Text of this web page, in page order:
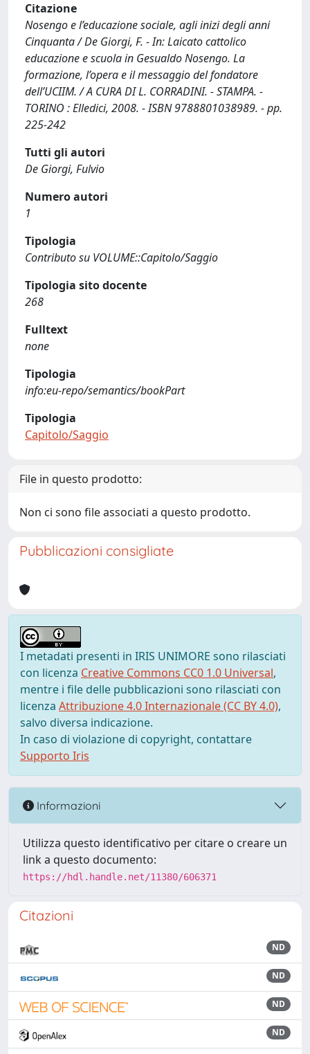
Citazione
Nosengo e l’educazione sociale, agli inizi degli anni
Cinquanta / De Giorgi, F. - In: Laicato cattolico
educazione e scuola in Gesualdo Nosengo. La
formazione, l’opera e il messaggio del fondatore
dell’UCIIM. / A CURA DI L. CORRADINI. - STAMPA. -
TORINO : Elledici, 2008. - ISBN 9788801038989. - pp.
225-242
Tutti gli autori
De Giorgi, Fulvio
Numero autori
1
Tipologia
Contributo su VOLUME::Capitolo/Saggio
Tipologia sito docente
268
Fulltext
none
Tipologia
info:eu-repo/semantics/bookPart
Tipologia
Capitolo/Saggio
File in questo prodotto:
Non ci sono file associati a questo prodotto.
Pubblicazioni consigliate
I metadati presenti in IRIS UNIMORE sono rilasciati
con licenza Creative Commons CC0 1.0 Universal,
mentre i file delle pubblicazioni sono rilasciati con
licenza Attribuzione 4.0 Internazionale (CC BY 4.0),
salvo diversa indicazione.
In caso di violazione di copyright, contattare
Supporto Iris
Informazioni
Utilizza questo identificativo per citare o creare un
link a questo documento:
https://hdl.handle.net/11380/606371
Citazioni
ND
ND
ND
ND